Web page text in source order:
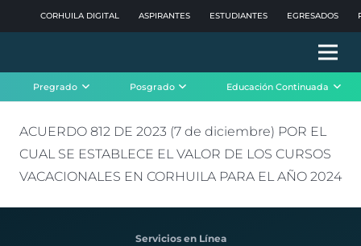
CORHUILA DIGITAL ASPIRANTES ESTUDIANTES EGRESADOS
Pregrado Posgrado Educación Continuada
ACUERDO 812 DE 2023 (7 de diciembre) POR EL
CUAL SE ESTABLECE EL VALOR DE LOS CURSOS
VACACIONALES EN CORHUILA PARA EL AÑO 2024
Servicios en Línea